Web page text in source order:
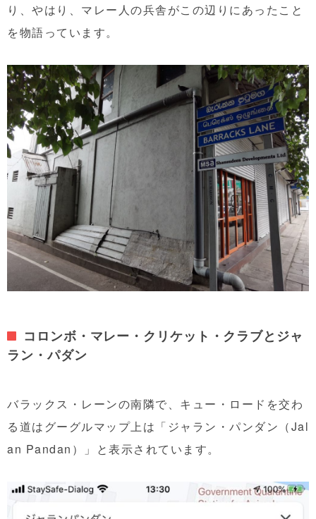
り、やはり、マレー人の兵舎がこの辺りにあったこと
を物語っています。
コロンボ・マレー・クリケット・クラブとジャ
ラン・パダン
バラックス・レーンの南隣で、キュー・ロードを交わ
る道はグーグルマップ上は「ジャラン・パンダン（Jal
an Pandan）」と表示されています。